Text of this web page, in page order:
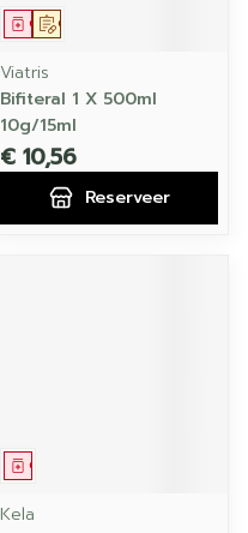
Op voorschrift
Geneesmiddel
Viatris
Bifiteral 1 X 500ml
10g/15ml
€ 10,56
Reserveer
Geneesmiddel
Kela